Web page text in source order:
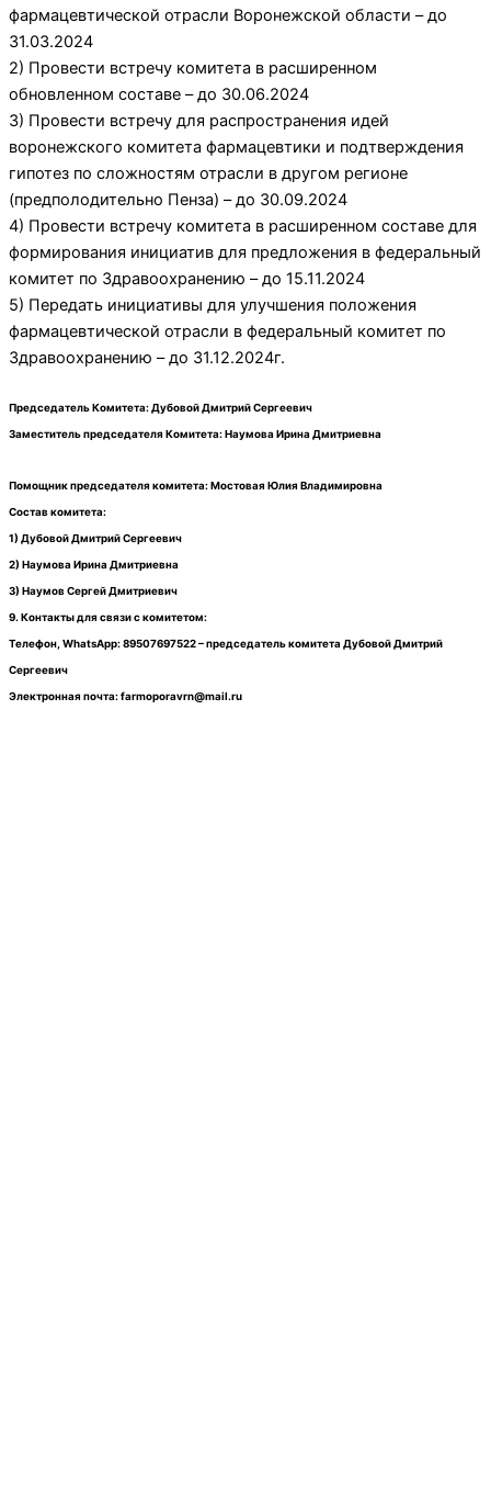
фармацевтической отрасли Воронежской области – до
31.03.2024
2) Провести встречу комитета в расширенном
обновленном составе – до 30.06.2024
3) Провести встречу для распространения идей
воронежского комитета фармацевтики и подтверждения
гипотез по сложностям отрасли в другом регионе
(предполодительно Пенза) – до 30.09.2024
4) Провести встречу комитета в расширенном составе для
формирования инициатив для предложения в федеральный
комитет по Здравоохранению – до 15.11.2024
5) Передать инициативы для улучшения положения
фармацевтической отрасли в федеральный комитет по
Здравоохранению – до 31.12.2024г.
Председатель Комитета: Дубовой Дмитрий Сергеевич
Заместитель председателя Комитета: Наумова Ирина Дмитриевна
Помощник председателя комитета: Мостовая Юлия Владимировна
Состав комитета:
1) Дубовой Дмитрий Сергеевич
2) Наумова Ирина Дмитриевна
3) Наумов Сергей Дмитриевич
9. Контакты для связи с комитетом:
Телефон, WhatsApp: 89507697522 – председатель комитета Дубовой Дмитрий
Сергеевич
Электронная почта: farmoporavrn@mail.ru